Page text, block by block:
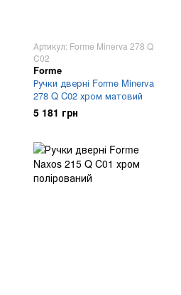
Артикул: Forme Minerva 278 Q
C02
Forme
Ручки дверні Forme Minerva
278 Q C02 хром матовий
5 181 грн